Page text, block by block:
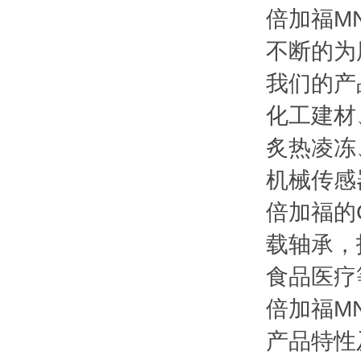
倍加福
不断的
我们的
化工建
炙热凌
机械传
倍加福
载轴承
食品医
倍加福
产品特